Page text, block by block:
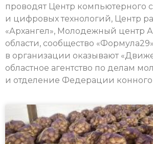
проводят Центр компьютерного
и цифровых технологий, Центр
«Архангел», Молодежный центр
области, сообщество
в организации оказывают
областное агентство по делам
и отделение Федерации конного